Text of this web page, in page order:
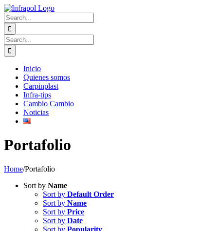
Skip
to
content
Search
for:
Search
for:
Inicio
Quienes somos
Carpinplast
Infra-tips
Cambio Cambio
Noticias
Portafolio
Home/Portafolio
Sort by Name
Sort by Default Order
Sort by Name
Sort by Price
Sort by Date
Sort by Popularity